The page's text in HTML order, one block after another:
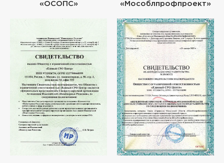
«ОСОПС»
«Мособлпрофпроект»